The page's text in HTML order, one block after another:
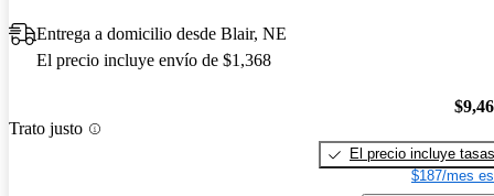
Entrega a domicilio desde Blair, NE
El precio incluye envío de $1,368
Trato justo
El precio incluye tasas
$187/mes